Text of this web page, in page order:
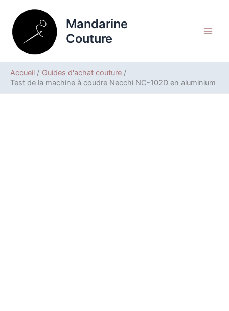
contenu
Mandarine
Couture
Accueil
Guides d'achat couture
Test de la machine à coudre Necchi NC-102D en aluminium